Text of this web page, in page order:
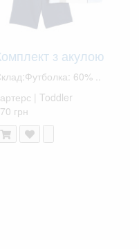
з акулою
60% ..
| Toddler
грн